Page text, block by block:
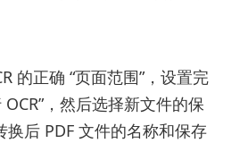
的正确 “页面范围”，设置完
，然后选择新文件的保
换后 PDF 文件的名称和保存